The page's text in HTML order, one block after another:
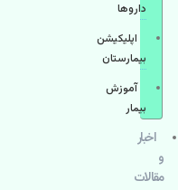
دارو‌ها
اپليكيشن
بيمارستان
آموزش
بیمار
اخبار
و
مقالات